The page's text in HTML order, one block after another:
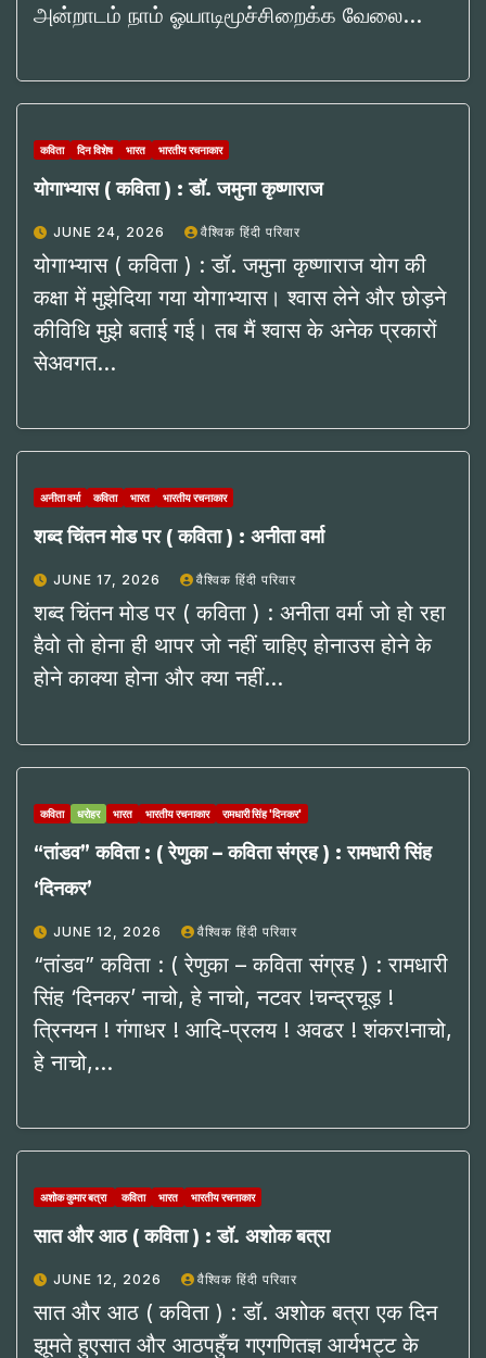
அன்றாடம் நாம் ஓயாடிமூச்சிறைக்க வேலை…
कविता दिन विशेष भारत भारतीय रचनाकार
योगाभ्यास ( कविता ) : डॉ. जमुना कृष्णाराज
JUNE 24, 2026 वैश्विक हिंदी परिवार
योगाभ्यास ( कविता ) : डॉ. जमुना कृष्णाराज योग की
कक्षा में मुझेदिया गया योगाभ्यास। श्वास लेने और छोड़ने
कीविधि मुझे बताई गई। तब मैं श्वास के अनेक प्रकारों
सेअवगत…
अनीता वर्मा कविता भारत भारतीय रचनाकार
शब्द चिंतन मोड पर ( कविता ) : अनीता वर्मा
JUNE 17, 2026 वैश्विक हिंदी परिवार
शब्द चिंतन मोड पर ( कविता ) : अनीता वर्मा जो हो रहा
हैवो तो होना ही थापर जो नहीं चाहिए होनाउस होने के
होने काक्या होना और क्या नहीं…
कविता धरोहर भारत भारतीय रचनाकार रामधारी सिंह 'दिनकर'
“तांडव” कविता : ( रेणुका – कविता संग्रह ) : रामधारी सिंह
‘दिनकर’
JUNE 12, 2026 वैश्विक हिंदी परिवार
“तांडव” कविता : ( रेणुका – कविता संग्रह ) : रामधारी
सिंह ‘दिनकर’ नाचो, हे नाचो, नटवर !चन्द्रचूड़ !
त्रिनयन ! गंगाधर ! आदि-प्रलय ! अवढर ! शंकर!नाचो,
हे नाचो,…
अशोक कुमार बत्रा कविता भारत भारतीय रचनाकार
सात और आठ ( कविता ) : डॉ. अशोक बत्रा
JUNE 12, 2026 वैश्विक हिंदी परिवार
सात और आठ ( कविता ) : डॉ. अशोक बत्रा एक दिन
झूमते हुएसात और आठपहुँच गएगणितज्ञ आर्यभट्ट के